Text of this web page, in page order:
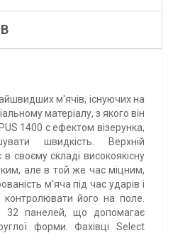
м'ячів, існуючих на
матеріалу, з якого він
1400 с ефектом візерунка,
швидкість. Верхній
своєму складі високоякісну
але в той же час міцним,
м'яча під час ударів і
його на поле.
32 панелей, що допомагає
форми. Фахівці Select